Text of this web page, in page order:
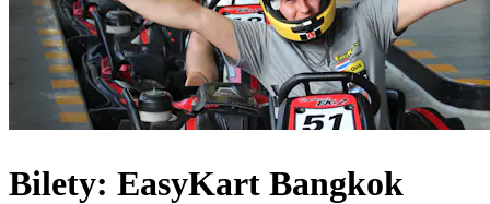
Bilety: EasyKart Bangkok